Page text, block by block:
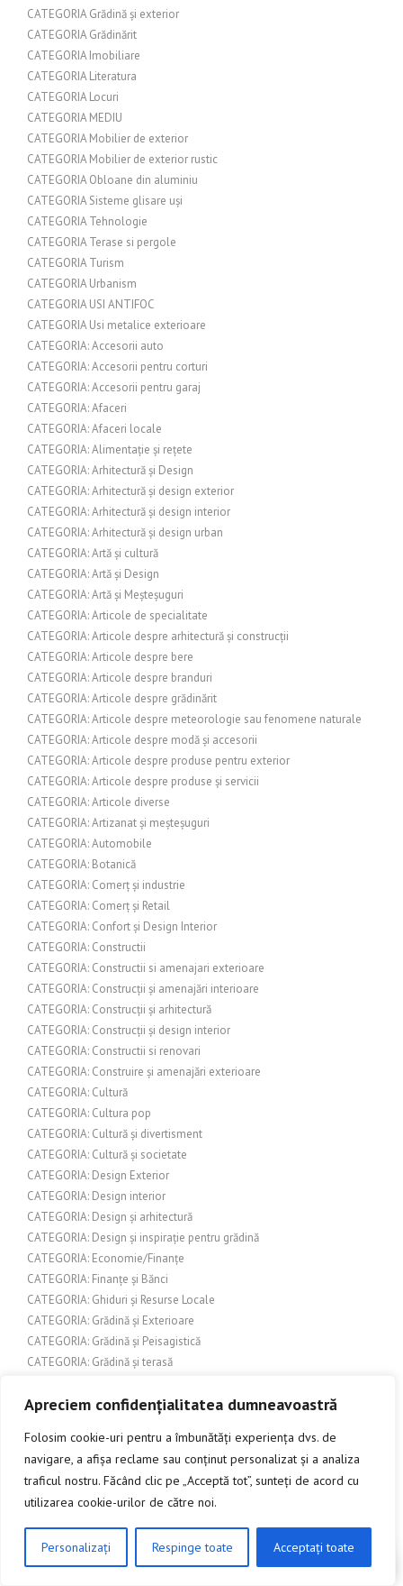
Apreciem confidențialitatea dumneavoastră
Folosim cookie-uri pentru a îmbunătăți experiența dvs. de
navigare, a afișa reclame sau conținut personalizat și a analiza
traficul nostru. Făcând clic pe „Acceptă tot”, sunteți de acord cu
utilizarea cookie-urilor de către noi.
Personalizați Respinge toate Acceptați toate
CATEGORIA Grădină și exterior
CATEGORIA Grădinărit
CATEGORIA Imobiliare
CATEGORIA Literatura
CATEGORIA Locuri
CATEGORIA MEDIU
CATEGORIA Mobilier de exterior
CATEGORIA Mobilier de exterior rustic
CATEGORIA Obloane din aluminiu
CATEGORIA Sisteme glisare uși
CATEGORIA Tehnologie
CATEGORIA Terase si pergole
CATEGORIA Turism
CATEGORIA Urbanism
CATEGORIA USI ANTIFOC
CATEGORIA Usi metalice exterioare
CATEGORIA: Accesorii auto
CATEGORIA: Accesorii pentru corturi
CATEGORIA: Accesorii pentru garaj
CATEGORIA: Afaceri
CATEGORIA: Afaceri locale
CATEGORIA: Alimentație și rețete
CATEGORIA: Arhitectură și Design
CATEGORIA: Arhitectură și design exterior
CATEGORIA: Arhitectură și design interior
CATEGORIA: Arhitectură și design urban
CATEGORIA: Artă și cultură
CATEGORIA: Artă și Design
CATEGORIA: Artă și Meșteșuguri
CATEGORIA: Articole de specialitate
CATEGORIA: Articole despre arhitectură și construcții
CATEGORIA: Articole despre bere
CATEGORIA: Articole despre branduri
CATEGORIA: Articole despre grădinărit
CATEGORIA: Articole despre meteorologie sau fenomene naturale
CATEGORIA: Articole despre modă și accesorii
CATEGORIA: Articole despre produse pentru exterior
CATEGORIA: Articole despre produse și servicii
CATEGORIA: Articole diverse
CATEGORIA: Artizanat și meșteșuguri
CATEGORIA: Automobile
CATEGORIA: Botanică
CATEGORIA: Comerț și industrie
CATEGORIA: Comerț și Retail
CATEGORIA: Confort și Design Interior
CATEGORIA: Constructii
CATEGORIA: Constructii si amenajari exterioare
CATEGORIA: Construcții și amenajări interioare
CATEGORIA: Construcții și arhitectură
CATEGORIA: Construcții și design interior
CATEGORIA: Constructii si renovari
CATEGORIA: Construire și amenajări exterioare
CATEGORIA: Cultură
CATEGORIA: Cultura pop
CATEGORIA: Cultură și divertisment
CATEGORIA: Cultură și societate
CATEGORIA: Design Exterior
CATEGORIA: Design interior
CATEGORIA: Design și arhitectură
CATEGORIA: Design și inspirație pentru grădină
CATEGORIA: Economie/Finanțe
CATEGORIA: Finanțe și Bănci
CATEGORIA: Ghiduri și Resurse Locale
CATEGORIA: Grădină și Exterioare
CATEGORIA: Grădină și Peisagistică
CATEGORIA: Grădină și terasă
CATEGORIA: Grădinărit și amenajări exterioare
CATEGORIA: Grupuri de interes
CATEGORIA: Home & Deco
CATEGORIA: Îmbunătățiri interioare
CATEGORIA: Îmbunătățiri pentru casă
CATEGORIA: Îmbunătățiri pentru locuință
CATEGORIA: Îmbunătățiri și amenajări exterioare
CATEGORIA: Îmbunătățiri și design exterior
CLICK AICI PENTRU A DISCUTA